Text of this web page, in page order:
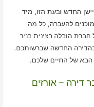
החדש ובעת הזו, מיד
להעברה, כל מה
הובלה רצינית בניר
החדשה שברשותכם.
של החיים שלכם.
דירה – אורזים